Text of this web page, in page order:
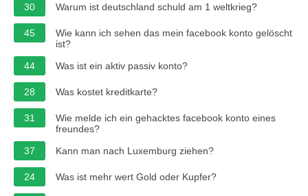
30 Warum ist deutschland schuld am 1 weltkrieg?
45
Wie kann ich sehen das mein facebook konto gelöscht
ist?
44
Was ist ein aktiv passiv konto?
28 Was kostet kreditkarte?
31
Wie melde ich ein gehacktes facebook konto eines
freundes?
37
Kann man nach Luxemburg ziehen?
24 Was ist mehr wert Gold oder Kupfer?